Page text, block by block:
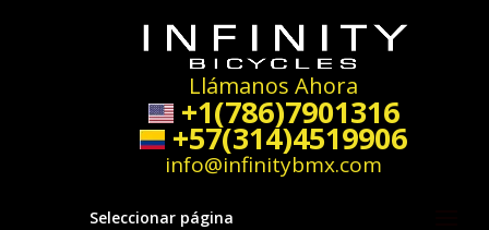
Llámanos Ahora
+1(786)7901316
+57(314)4519906
info@infinitybmx.com
Seleccionar página